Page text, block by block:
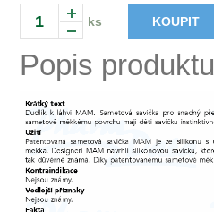
ks KOUPIT
Popis produktu